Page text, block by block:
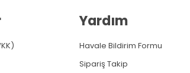
Yardım
Havale Bildirim Formu
Sipariş Takip